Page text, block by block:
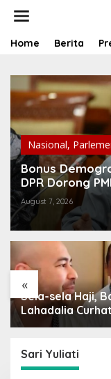
Home Berita
Nasional,
Bonus
DPR Dorong
Global
August 7, 2026
«
Sela-sela Haji,
Lahadalia
Raffi Ahmad:
Pencipta Lagu
Ajak Makan
Sari Yuliati